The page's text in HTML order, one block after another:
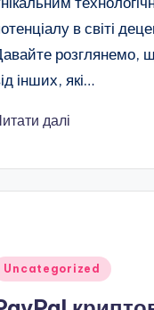
в світі
розглянемо,
інших, які…
далі
Uncategorized